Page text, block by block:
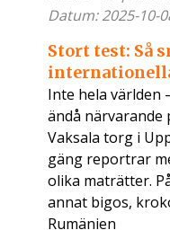
Datum: 2025-10-
Stort test: Så
Inte hela världen
ändå närvarande
Vaksala torg i
gäng reportrar
olika maträtter.
annat bigos,
Rumänien